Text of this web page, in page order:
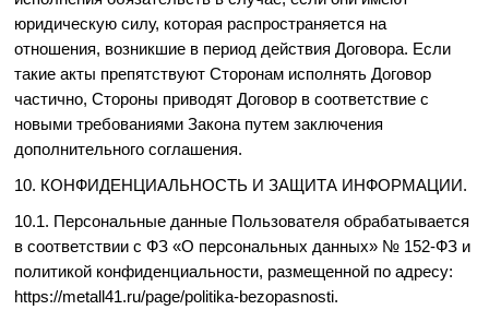
юридическую силу, которая распространяется на
отношения, возникшие в период действия Договора. Если
такие акты препятствуют Сторонам исполнять Договор
частично, Стороны приводят Договор в соответствие с
новыми требованиями Закона путем заключения
дополнительного соглашения.
10. КОНФИДЕНЦИАЛЬНОСТЬ И ЗАЩИТА ИНФОРМАЦИИ.
10.1. Персональные данные Пользователя обрабатывается
в соответствии с ФЗ «О персональных данных» № 152-ФЗ и
политикой конфиденциальности, размещенной по адресу:
https://metall41.ru/page/politika-bezopasnosti.